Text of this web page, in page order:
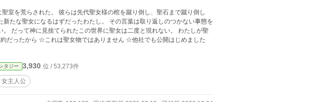
室を荒らされた。 彼らは先代聖女様の棺を蹴り倒し、聖石まで蹴り倒し
ずだったわたし。 その言葉は取り返しのつかない事態を
女となることもない。 ─── それは誓約だったから ☆これは聖女物ではありません ☆他社でも公開はじめました
タジー 3,930 位 / 53,273件
女主人公